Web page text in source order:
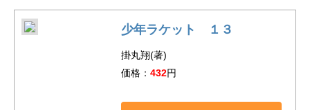
少年ラケット １３
掛丸翔(著)
価格： 432円